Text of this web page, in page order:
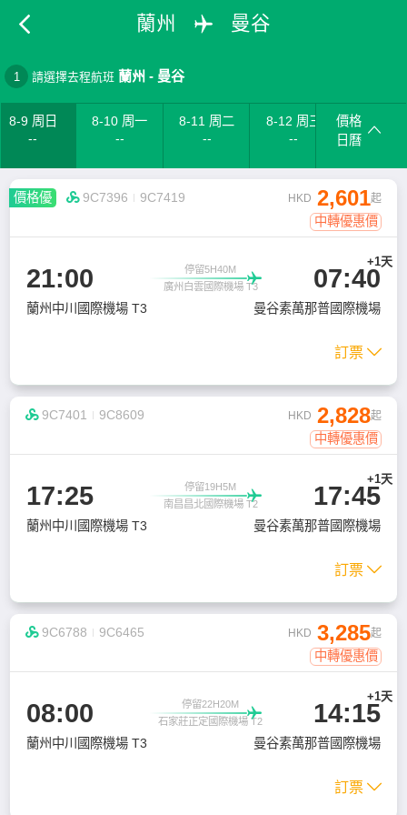
蘭州 曼谷
1 請選擇去程航班 蘭州 - 曼谷
8-9 周日
--
8-10 周一
--
8-11 周二
--
8-12 周三
--
價格
日曆
價格優  9C7396 9C7419 HKD 2,601起
中轉優惠價
21:00 停留5H40M

廣州白雲國際機場 T3 07:40
+1天
蘭州中川國際機場 T3 曼谷素萬那普國際機場
訂票 
 9C7401 9C8609 HKD 2,828起
中轉優惠價
17:25 停留19H5M

南昌昌北國際機場 T2 17:45
+1天
蘭州中川國際機場 T3 曼谷素萬那普國際機場
訂票 
 9C6788 9C6465 HKD 3,285起
中轉優惠價
08:00 停留22H20M

石家莊正定國際機場 T2 14:15
+1天
蘭州中川國際機場 T3 曼谷素萬那普國際機場
訂票 